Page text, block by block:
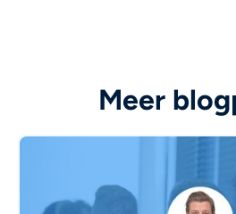
Meer